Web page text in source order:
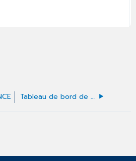
Tableau de bord de l'Assistance